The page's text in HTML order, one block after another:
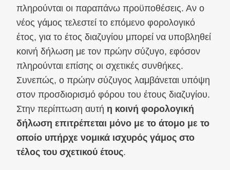
πληρούνται οι παραπάνω προϋποθέσεις. Αν ο
νέος γάμος τελεστεί το επόμενο φορολογικό
έτος, για το έτος διαζυγίου μπορεί να υποβληθεί
κοινή δήλωση με τον πρώην σύζυγο, εφόσον
πληρούνται επίσης οι σχετικές συνθήκες.
Συνεπώς, ο πρώην σύζυγος λαμβάνεται υπόψη
στον προσδιορισμό φόρου του έτους διαζυγίου.
Στην περίπτωση αυτή η κοινή φορολογική
δήλωση επιτρέπεται μόνο με το άτομο με το
οποίο υπήρχε νομικά ισχυρός γάμος στο
τέλος του σχετικού έτους.